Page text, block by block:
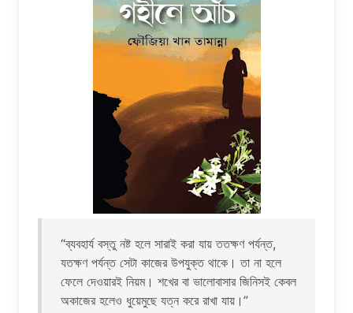
“ব্যবহার্য বস্তু নষ্ট হলে সারাই করা যায় ততক্ষণ পর্যন্ত,
যতক্ষণ পর্যন্ত সেটা কাজের উপযুক্ত থাকে। তা না হলে
ফেলে দেওয়ারই নিয়ম। শখের বা ভালোবাসার জিনিসই কেবল
অকাজের হলেও ধুয়েমুছে যত্ন করে রাখা যায়।”